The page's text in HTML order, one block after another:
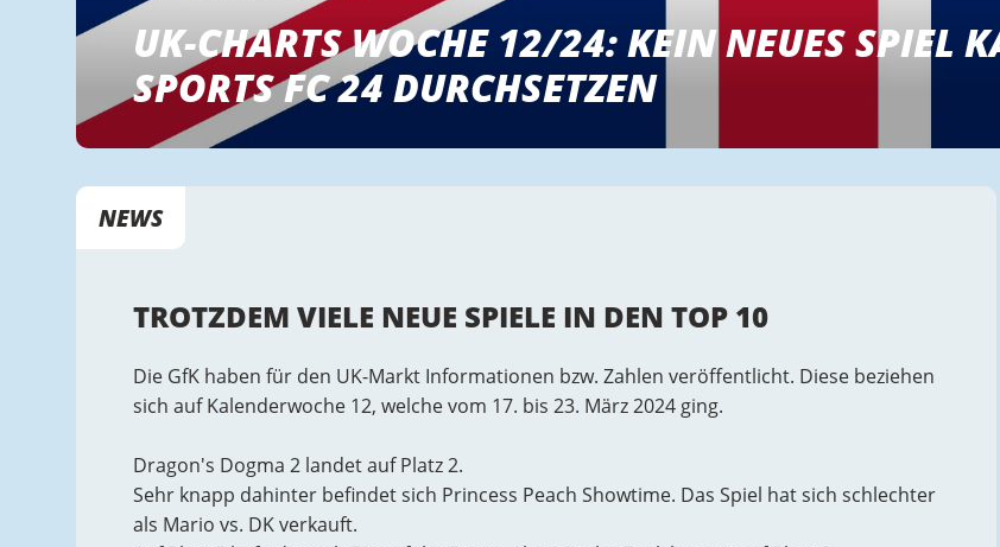
UK-CHARTS WOCHE 12/24: KEIN NEUES SPIEL
SPORTS FC 24 DURCHSETZEN
NEWS
TROTZDEM VIELE NEUE SPIELE IN DEN TOP 10
Die GfK haben für den UK-Markt Informationen bzw. Zahlen veröffentlicht. Diese beziehen
sich auf Kalenderwoche 12, welche vom 17. bis 23. März 2024 ging.
Dragon's Dogma 2 landet auf Platz 2.
Sehr knapp dahinter befindet sich Princess Peach Showtime. Das Spiel hat sich schlechter
als Mario vs. DK verkauft.